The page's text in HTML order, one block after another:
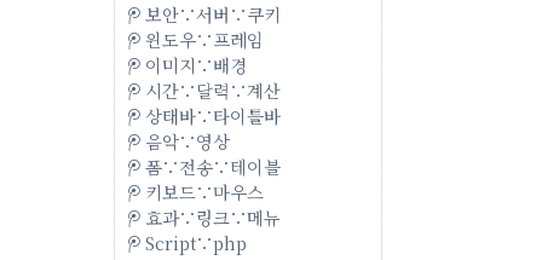
보안∵서버∵쿠키
윈도우∵프레임
이미지∵배경
시간∵달력∵계산
상태바∵타이틀바
음악∵영상
폼∵전송∵테이블
키보드∵마우스
효과∵링크∵메뉴
Script∵php